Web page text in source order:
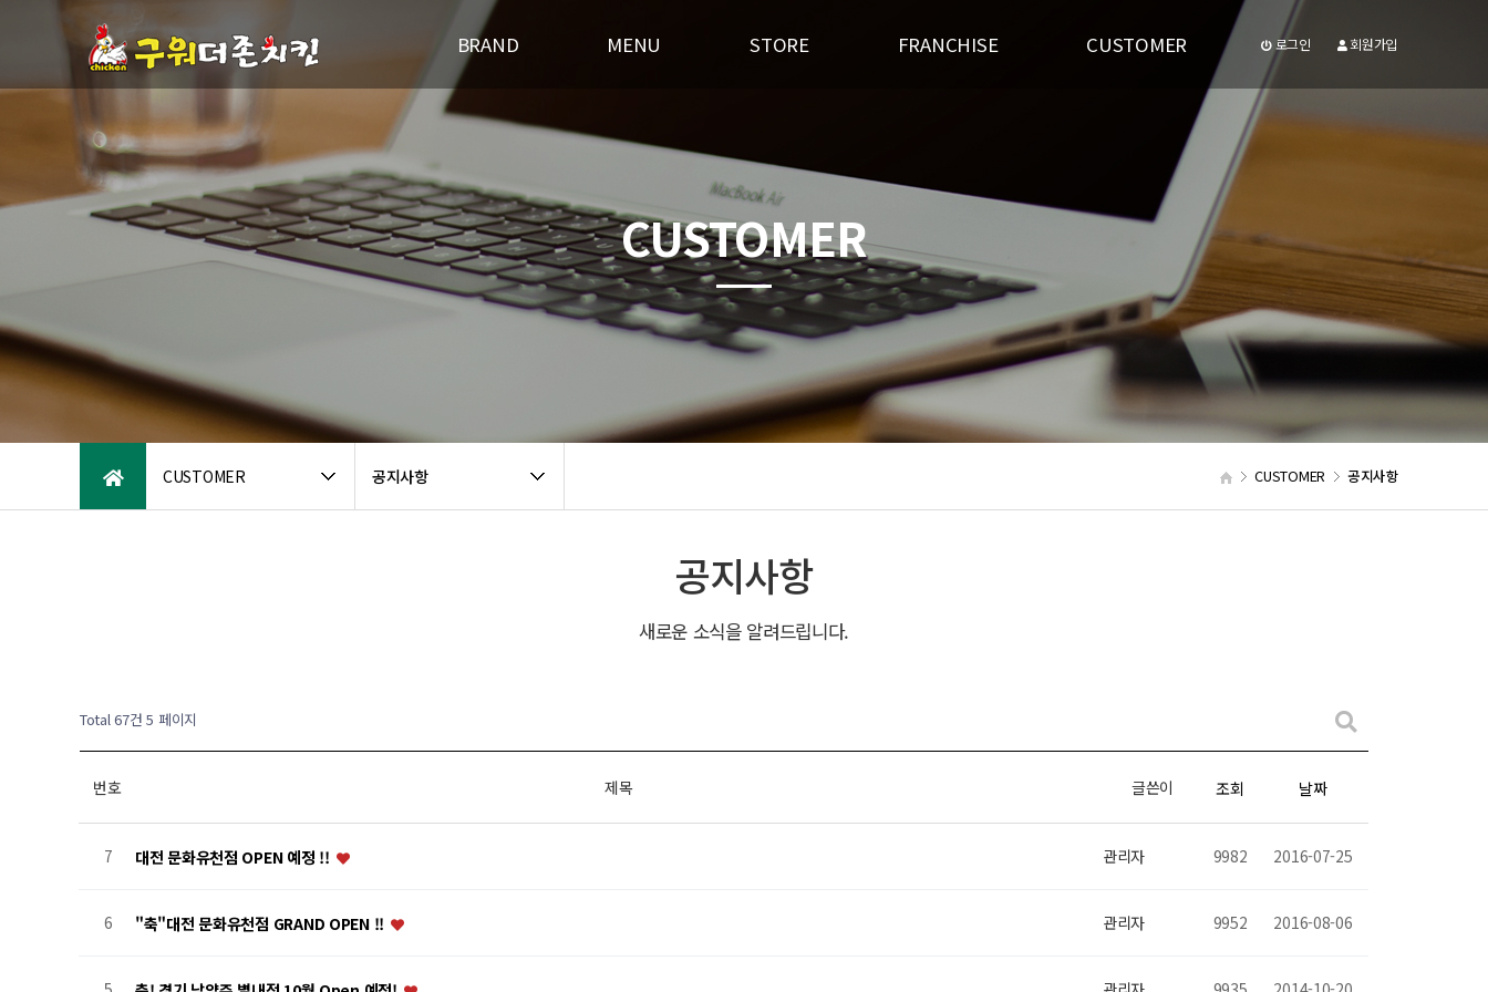
BRAND
브랜드스토리
패밀리브랜드소개
오시는 길
MENU
오븐구이
STORE
인테리어
FRANCHISE
창업상담
CUSTOMER 로그인 회원가입
CUSTOMER 공지사항 CUSTOMER 공지사항
CUSTOMER
공지사항
새로운 소식을 알려드립니다.
Total 67건 5 페이지
번호 제목 글쓴이 조회 날짜
7 대전 문화유천점 OPEN 예정 !! 관리자 9982 2016-07-25
6 "축"대전 문화유천점 GRAND OPEN !! 관리자 9952 2016-08-06